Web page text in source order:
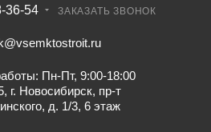
36-54 ЗАКАЗАТЬ ЗВОНОК
Пн-Пт, 9:00-18:00
г. Новосибирск, пр-т
д. 1/3, 6 этаж